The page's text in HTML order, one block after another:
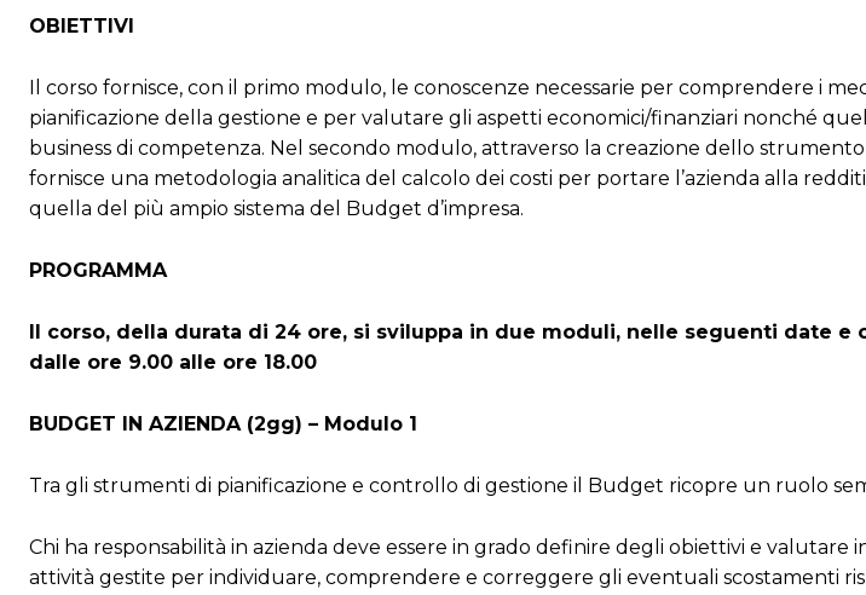
OBIETTIVI
Il corso fornisce, con il primo modulo, le conoscenze necessarie per comprendere i
pianificazione della gestione e per valutare gli aspetti economici/finanziari nonché
business di competenza. Nel secondo modulo, attraverso la creazione dello
fornisce una metodologia analitica del calcolo dei costi per portare l’azienda alla
quella del più ampio sistema del Budget d’impresa.
PROGRAMMA
Il corso, della durata di 24 ore, si sviluppa in due moduli, nelle seguenti date e
dalle ore 9.00 alle ore 18.00
BUDGET IN AZIENDA (2gg) – Modulo 1
Tra gli strumenti di pianificazione e controllo di gestione il Budget ricopre un ruolo
Chi ha responsabilità in azienda deve essere in grado definire degli obiettivi e valutare
attività gestite per individuare, comprendere e correggere gli eventuali scostamenti